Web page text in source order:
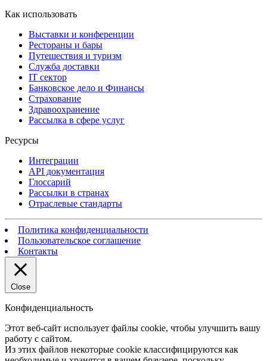
Как использовать
Выставки и конференции
Рестораны и бары
Путешествия и туризм
Служба доставки
IT сектор
Банковское дело и Финансы
Страхование
Здравоохранение
Рассылка в сфере услуг
Ресурсы
Интеграции
API документация
Глоссарий
Рассылки в странах
Отраслевые стандарты
Политика конфиденциальности
Пользовательское соглашение
Контакты
Close
Конфиденциальность
Этот веб-сайт использует файлы cookie, чтобы улучшить вашу
работу с сайтом.
Из этих файлов некоторые cookie классифицируются как